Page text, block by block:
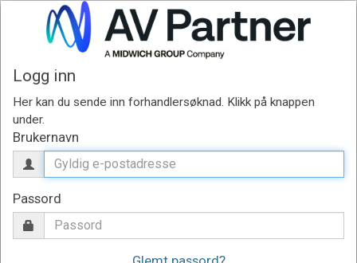
Logg inn
Brukernavn
Passord